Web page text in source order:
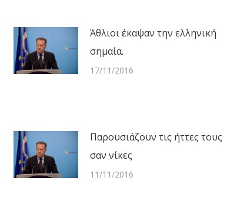
Άθλιοι έκαψαν την ελληνική
σημαία.
17/11/2016
Παρουσιάζουν τις ήττες τους
σαν νίκες
11/11/2016